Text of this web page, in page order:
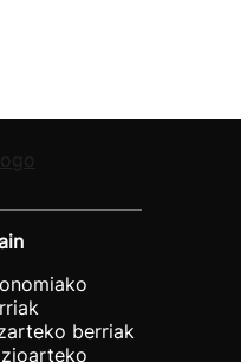
berriak